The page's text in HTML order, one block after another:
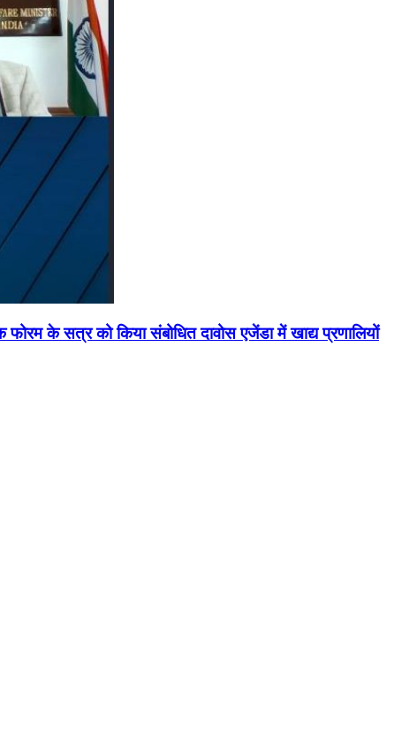
के सत्र को किया संबोधित दावोस एजेंडा में खाद्य प्रणालियों